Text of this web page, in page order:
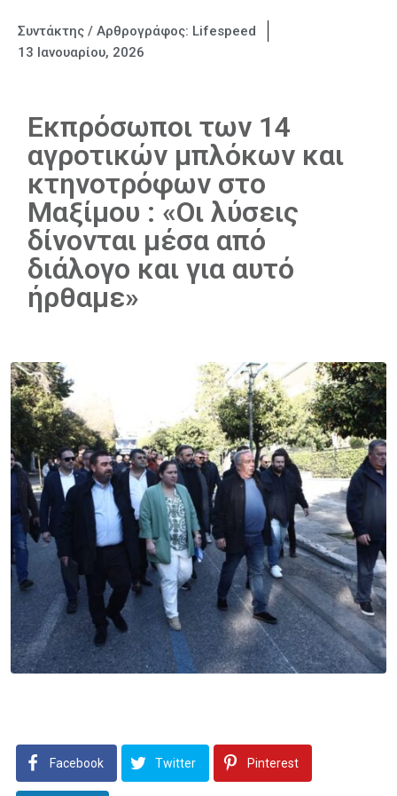
Συντάκτης / Αρθρογράφος: Lifespeed
13 Ιανουαρίου, 2026
Εκπρόσωποι των 14
αγροτικών μπλόκων και
κτηνοτρόφων στο
Μαξίμου : «Οι λύσεις
δίνονται μέσα από
διάλογο και για αυτό
ήρθαμε»
Facebook Twitter Pinterest